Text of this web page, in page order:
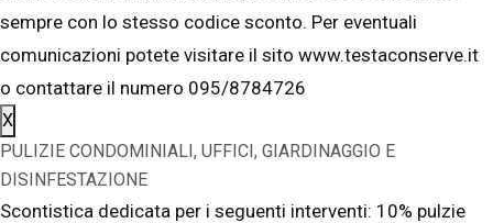
sempre con lo stesso codice sconto. Per eventuali
comunicazioni potete visitare il sito www.testaconserve.it
o contattare il numero 095/8784726
X
PULIZIE CONDOMINIALI, UFFICI, GIARDINAGGIO E
DISINFESTAZIONE
Scontistica dedicata per i seguenti interventi: 10% pulzie